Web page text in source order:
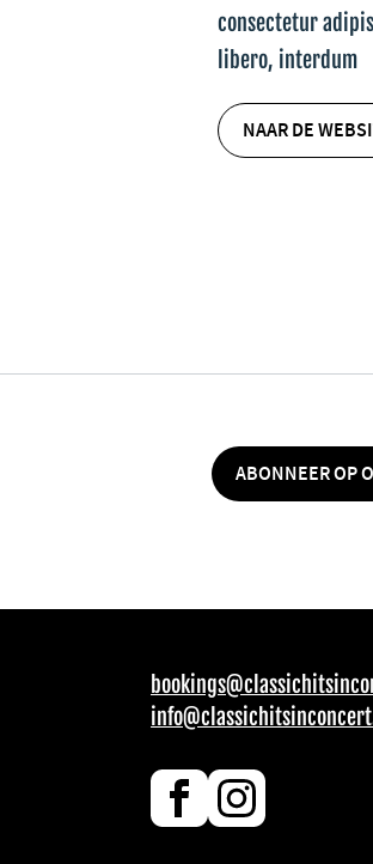
consectetur
libero, interdum
NAAR DE
ABONNEER OP